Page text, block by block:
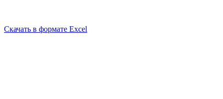
Скачать в формате Excel